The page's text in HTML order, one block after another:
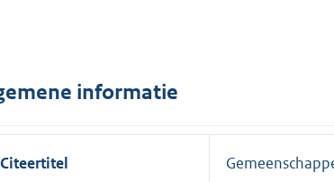
informatie
Citeertitel